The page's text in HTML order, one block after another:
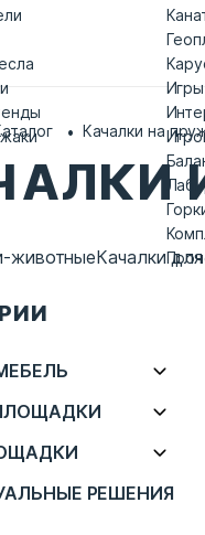
Качалки на
животныеКачалки
РЕШЕНИЯ